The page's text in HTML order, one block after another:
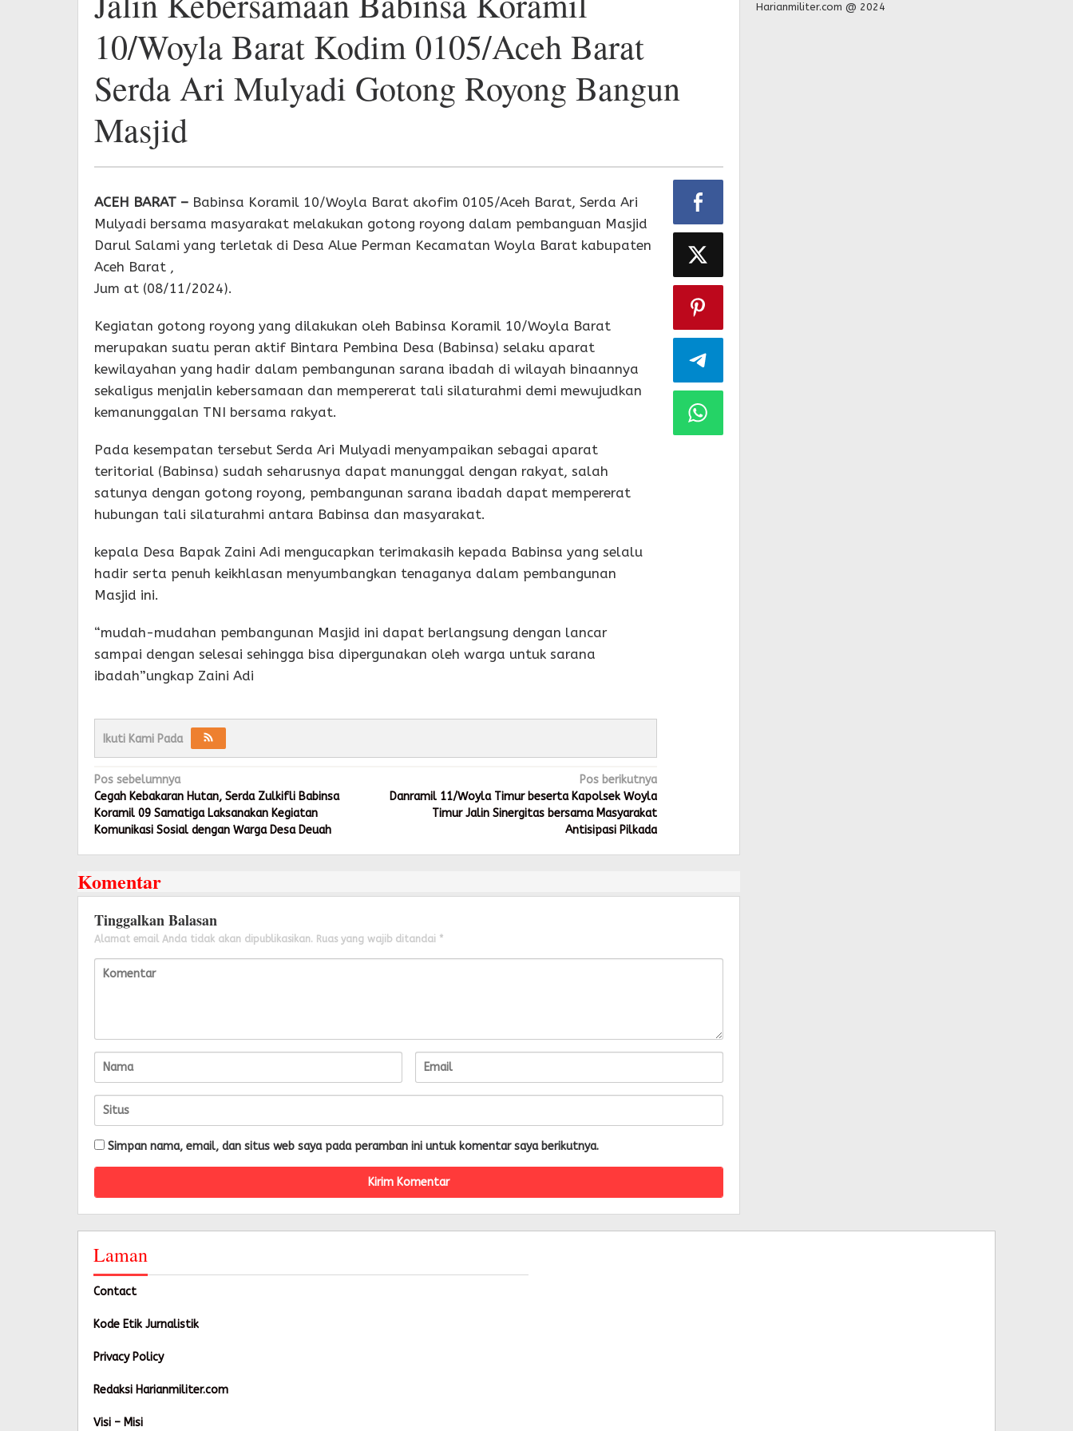
10/Woyla Barat Kodim 0105/Aceh Barat
Serda Ari Mulyadi Gotong Royong Bangun
Masjid
ACEH BARAT – Babinsa Koramil 10/Woyla Barat akofim 0105/Aceh Barat, Serda Ari
Mulyadi bersama masyarakat melakukan gotong royong dalam pembanguan Masjid
Darul Salami yang terletak di Desa Alue Perman Kecamatan Woyla Barat kabupaten
Aceh Barat ,
Jum at (08/11/2024).
Kegiatan gotong royong yang dilakukan oleh Babinsa Koramil 10/Woyla Barat
merupakan suatu peran aktif Bintara Pembina Desa (Babinsa) selaku aparat
kewilayahan yang hadir dalam pembangunan sarana ibadah di wilayah binaannya
sekaligus menjalin kebersamaan dan mempererat tali silaturahmi demi mewujudkan
kemanunggalan TNI bersama rakyat.
Pada kesempatan tersebut Serda Ari Mulyadi menyampaikan sebagai aparat
teritorial (Babinsa) sudah seharusnya dapat manunggal dengan rakyat, salah
satunya dengan gotong royong, pembangunan sarana ibadah dapat mempererat
hubungan tali silaturahmi antara Babinsa dan masyarakat.
kepala Desa Bapak Zaini Adi mengucapkan terimakasih kepada Babinsa yang selalu
hadir serta penuh keikhlasan menyumbangkan tenaganya dalam pembangunan
Masjid ini.
“mudah-mudahan pembangunan Masjid ini dapat berlangsung dengan lancar
sampai dengan selesai sehingga bisa dipergunakan oleh warga untuk sarana
ibadah”ungkap Zaini Adi
Ikuti Kami Pada
Navigasi
pos
Pos sebelumnya
Cegah Kebakaran Hutan, Serda Zulkifli Babinsa
Koramil 09 Samatiga Laksanakan Kegiatan
Komunikasi Sosial dengan Warga Desa Deuah
Pos berikutnya
Danramil 11/Woyla Timur beserta Kapolsek Woyla
Timur Jalin Sinergitas bersama Masyarakat
Antisipasi Pilkada
Komentar
Tinggalkan Balasan
Alamat email Anda tidak akan dipublikasikan. Ruas yang wajib ditandai *
Simpan nama, email, dan situs web saya pada peramban ini untuk komentar saya berikutnya.
Harianmiliter.com @ 2024
Laman
Contact
Kode Etik Jurnalistik
Privacy Policy
Redaksi Harianmiliter.com
Visi – Misi